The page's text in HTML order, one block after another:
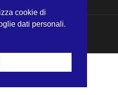
cookie di
dati personali.